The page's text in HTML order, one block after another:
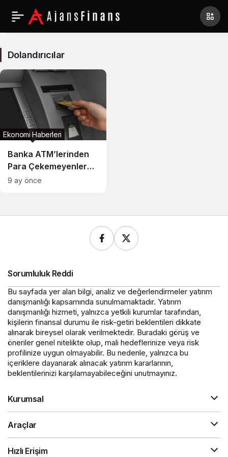
Dolandırıcılar
Haberleri
Dolandırıcılar
Banka ATM’lerinden
Para Çekemeyenler
Dikkat! Sebebi Ortaya
Ekonomi Haberleri
9 ay önce
Sorumluluk Reddi
Bu sayfada yer alan bilgi, analiz ve değerlendirmeler yatırım
danışmanlığı kapsamında sunulmamaktadır. Yatırım
danışmanlığı hizmeti, yalnızca yetkili kurumlar tarafından,
kişilerin finansal durumu ile risk-getiri beklentileri dikkate
alınarak bireysel olarak verilmektedir. Buradaki görüş ve
öneriler genel nitelikte olup, mali hedeflerinize veya risk
profilinize uygun olmayabilir. Bu nedenle, yalnızca bu
içeriklere dayanarak alınacak yatırım kararlarının,
beklentilerinizi karşılamayabileceğini unutmayınız.
Kurumsal
Araçlar
Hızlı Erişim